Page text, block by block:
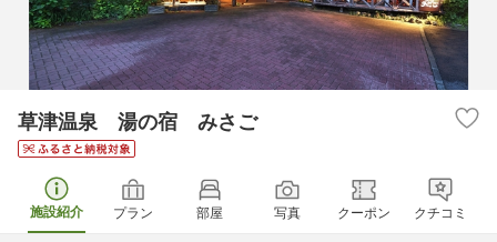
草津温泉 湯の宿 みさご
施設紹介 プラン 部屋 写真 クーポン クチコミ